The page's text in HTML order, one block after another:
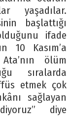
yaşadılar.
başlattığı
ifade
10 Kasım’a
ölüm
sıralarda
etmek çok
sağlayan
diye